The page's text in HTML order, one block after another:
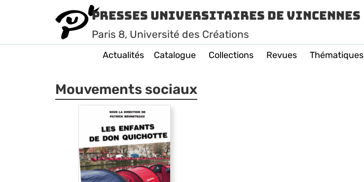
Presses Universitaires de Vincennes
Paris 8, Université des Créations
Actualités Catalogue Collections Revues Thématiques
Mouvements sociaux